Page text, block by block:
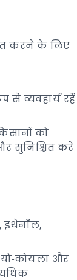
करने के लिए
से व्यवहार्य रहें
को
सुनिश्चित करें
इथेनॉल,
कोयला और